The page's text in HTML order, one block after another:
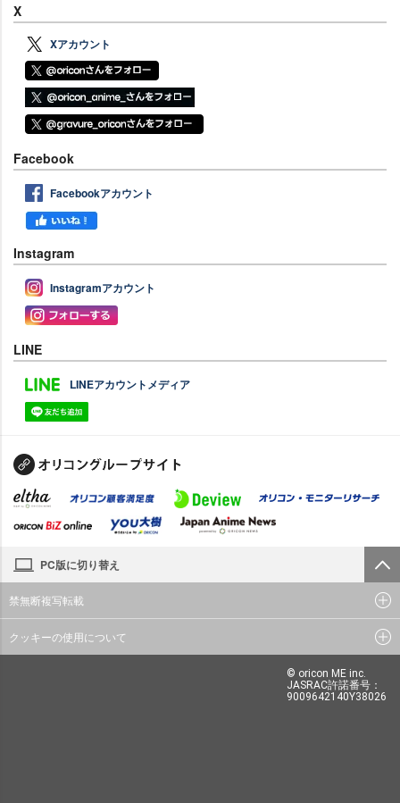
X
Xアカウント
Facebook
Facebookアカウント
Instagram
Instagramアカウント
LINE
LINEアカウントメディア
PC版に切り替え
禁無断複写転載
クッキーの使用について
© oricon ME inc.
JASRAC許諾番号：
9009642140Y38026